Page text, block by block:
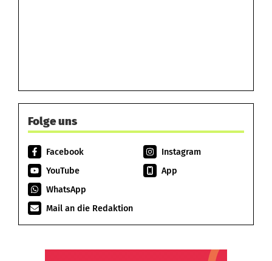
Folge uns
Facebook
Instagram
YouTube
App
WhatsApp
Mail an die Redaktion